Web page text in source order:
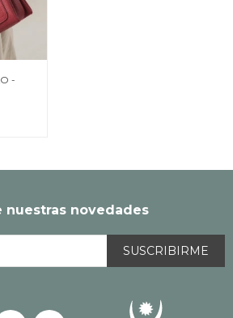
-
nuestras novedades
SUSCRIBIRME